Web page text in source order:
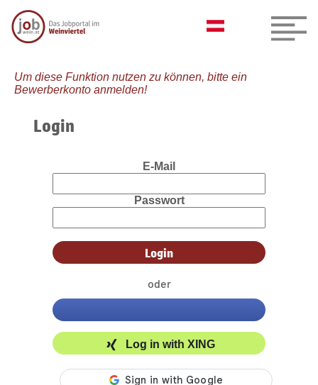
Um diese Funktion nutzen zu können, bitte ein
Bewerberkonto anmelden!
Login
E-Mail
Passwort
oder
Log in with XING